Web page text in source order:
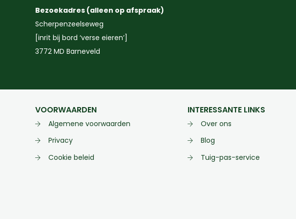
Bezoekadres (alleen op afspraak)
Scherpenzeelseweg
[inrit bij bord ‘verse eieren’]
3772 MD Barneveld
VOORWAARDEN
Algemene voorwaarden
Privacy
Cookie beleid
INTERESSANTE LINKS
Over ons
Blog
Tuig-pas-service